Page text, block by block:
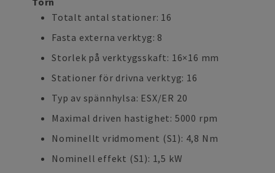
Totalt antal stationer: 16
Fasta externa verktyg: 8
Storlek på verktygsskaft: 16×16 mm
Stationer för drivna verktyg: 16
Typ av spännhylsa: ESX/ER 20
Maximal driven hastighet: 5000 rpm
Nominellt vridmoment (S1): 4,8 Nm
Nominell effekt (S1): 1,5 kW